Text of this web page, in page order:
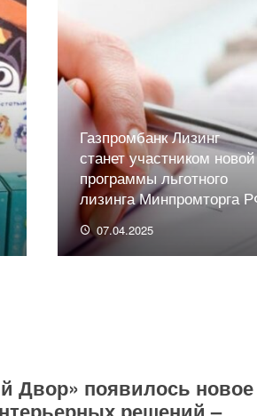
Газпромбанк Лизинг
станет участником новой
программы льготного
лизинга Минпромторга
07.04.2025
Двор» появилось новое